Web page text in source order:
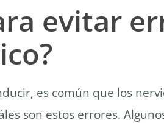
evitar
es común que los
son estos errores.